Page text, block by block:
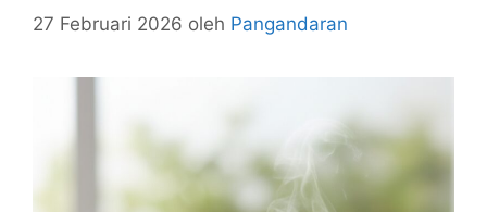
27 Februari 2026 oleh Pangandaran